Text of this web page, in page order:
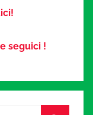
seguici !